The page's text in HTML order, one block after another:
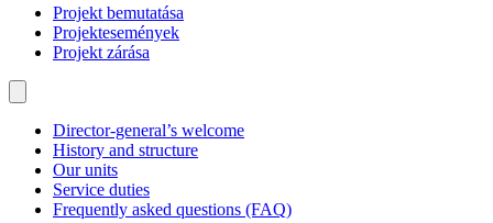
Projekt bemutatása
Projektesemények
Projekt zárása
Director-general’s welcome
History and structure
Our units
Service duties
Frequently asked questions (FAQ)